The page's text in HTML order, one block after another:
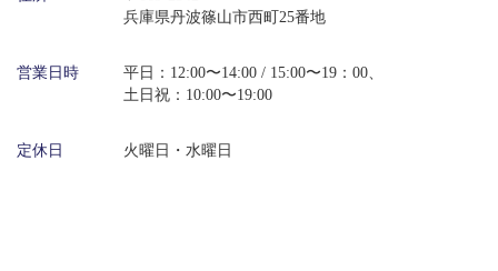
兵庫県丹波篠山市西町25番地
営業日時
平日：12:00〜14:00 / 15:00〜19：00、
土日祝：10:00〜19:00
定休日 火曜日・水曜日